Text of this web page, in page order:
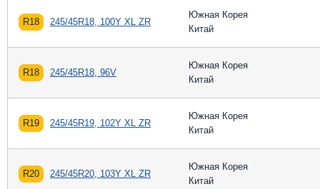
R18 245/45R18, 100Y XL ZR
Южная Корея
Китай
R18 245/45R18, 96V
Южная Корея
Китай
R19 245/45R19, 102Y XL ZR
Южная Корея
Китай
R20 245/45R20, 103Y XL ZR
Южная Корея
Китай